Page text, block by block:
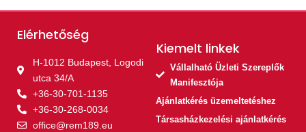
Elérhetőség
H-1012 Budapest, Logodi
utca 34/A
+36-30-701-1135
+36-30-268-0034
office@rem189.eu
Kiemelt linkek​
Vállalható Üzleti Szereplők
Manifesztója
Ajánlatkérés üzemeltetéshez
Társasházkezelési ajánlatkérés